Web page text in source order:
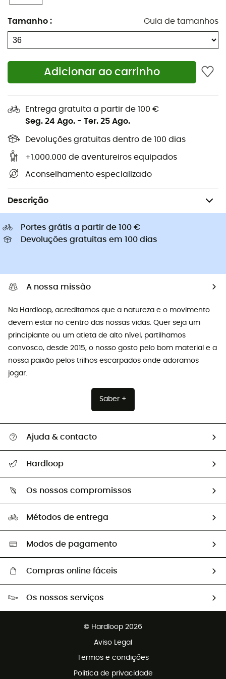
Tamanho : Guia de tamanhos
Adicionar ao carrinho
Entrega gratuita a partir de 100 €
Seg. 24 Ago. - Ter. 25 Ago.
Devoluções gratuitas dentro de 100 dias
+1.000.000 de aventureiros equipados
Aconselhamento especializado
Descrição
Piolets de alpinismo
Sapatilhas caminhada
Sapatilhas trail
Sapatilhas corrida
Pés de gato
Mochilas porta-bebé
Sapatilhas Altra
Golas Buff
Casacos penas Patagonia
Mulher Sapatilhas Sapatos ciclismo mulher
Portes grátis a partir de 100 €
Devoluções gratuitas em 100 dias
A nossa missão
Na Hardloop, acreditamos que a natureza e o movimento
devem estar no centro das nossas vidas. Quer seja um
principiante ou um atleta de alto nível, partilhamos
convosco, desde 2015, o nosso gosto pelo bom material e a
nossa paixão pelos trilhos escarpados onde adoramos
jogar.
Saber +
Ajuda & contacto
Devoluções e reembolsos
Guia de tamanhos
Trocas & Devoluções
Hardloop
Os nossos embaixadores
Os nossos compromissos
Seleção eco-responsável
Métodos de entrega
Modos de pagamento
Compras online fáceis
Devoluções gratuitas em 100 dias
Os nossos serviços
© Hardloop 2026
Aviso Legal
Termos e condições
Politica de privacidade